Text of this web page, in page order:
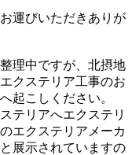
運びいただきありが
理中ですが、北摂地
クステリア工事のお
起こしください。
テリアへエクステリ
エクステリアメーカ
展示されていますの